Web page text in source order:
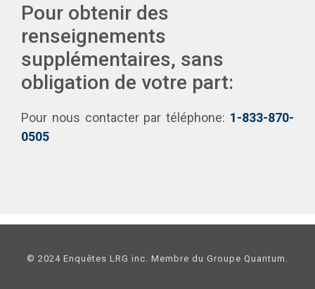
Pour obtenir des
renseignements
supplémentaires, sans
obligation de votre part:
Pour nous contacter par téléphone: 1-833-870-
0505
© 2024 Enquêtes LRG inc. Membre du Groupe Quantum.